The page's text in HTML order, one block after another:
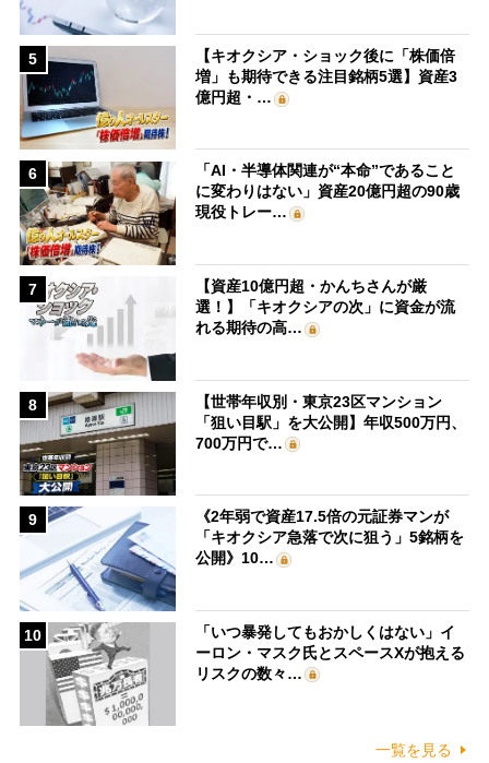
5
【キオクシア・ショック後に「株価倍
増」も期待できる注目銘柄5選】資産3
億円超・…
6
「AI・半導体関連が“本命”であること
に変わりはない」資産20億円超の90歳
現役トレー…
7
【資産10億円超・かんちさんが厳
選！】「キオクシアの次」に資金が流
れる期待の高…
8
【世帯年収別・東京23区マンション
「狙い目駅」を大公開】年収500万円、
700万円で…
9
《2年弱で資産17.5倍の元証券マンが
「キオクシア急落で次に狙う」5銘柄を
公開》10…
10
「いつ暴発してもおかしくはない」イ
ーロン・マスク氏とスペースXが抱える
リスクの数々…
一覧を見る